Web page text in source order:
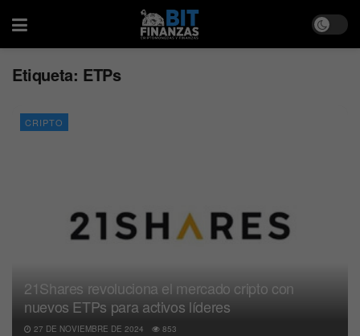
Etiqueta: ETPs
CRIPTO
21Shares revoluciona el mercado cripto con
nuevos ETPs para activos líderes
27 DE NOVIEMBRE DE 2024 853